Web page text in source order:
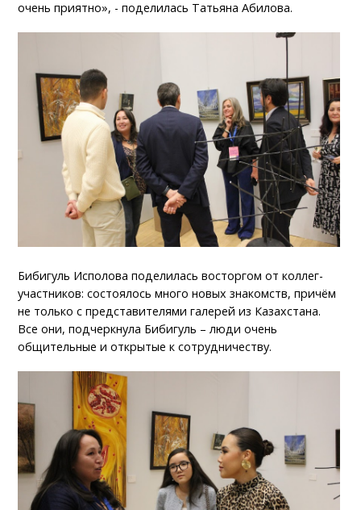
очень приятно», - поделилась Татьяна Абилова.
Бибигуль Исполова поделилась восторгом от коллег-
участников: состоялось много новых знакомств, причём
не только с представителями галерей из Казахстана.
Все они, подчеркнула Бибигуль – люди очень
общительные и открытые к сотрудничеству.